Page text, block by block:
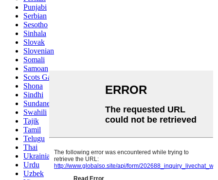
Punjabi
Serbian
Sesotho
Sinhala
Slovak
Slovenian
Somali
Samoan
Scots Gaelic
Shona
Sindhi
Sundanese
Swahili
Tajik
Tamil
Telugu
Thai
Ukrainian
Urdu
Uzbek